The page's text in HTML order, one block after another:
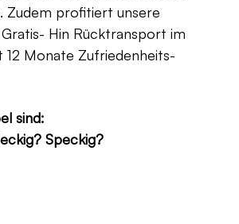
Zudem profitiert unsere
Hin Rücktransport im
12 Monate Zufriedenheits-
sind:
Speckig?